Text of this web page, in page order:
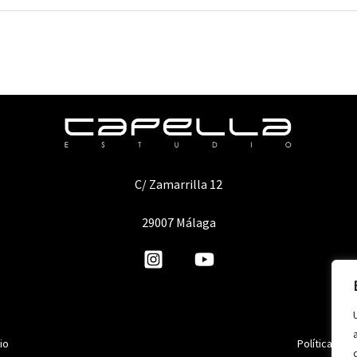
C/ Zamarrilla 12
29007 Málaga
Política de